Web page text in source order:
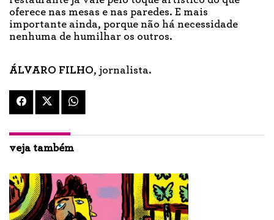
oferece nas mesas e nas paredes. E mais
importante ainda, porque não há necessidade
nenhuma de humilhar os outros.
ÁLVARO FILHO, jornalista.
veja também